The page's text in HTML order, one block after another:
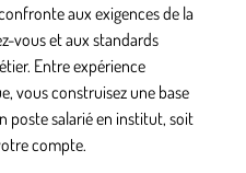
aux exigences de la
vous et aux standards
Entre expérience
vous construisez une base
poste salarié en institut, soit
compte.